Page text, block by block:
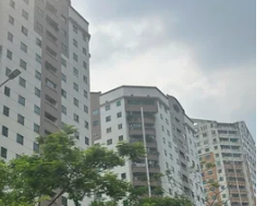
DUẨN
THỊ TÁM, KHÚC THANH
Quy định sử dụng
Hỗ trợ